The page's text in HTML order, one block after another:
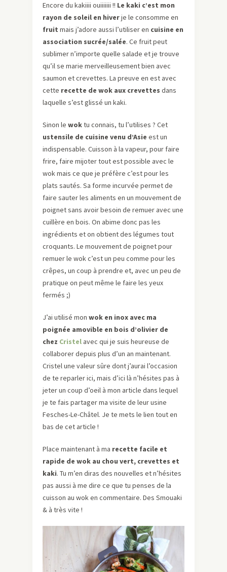
Encore du kakiiii ouiiiiiii !! Le kaki c’est mon
rayon de soleil en hiverje le consomme en
fruit mais j’adore aussi l’utiliser en cuisine en
association sucrée/salée. Ce fruit peut
sublimer n’importe quelle salade et je trouve
qu’il se marie merveilleusement bien avec
saumon et crevettes. La preuve en est avec
cette recette de wok aux crevettes dans
laquelle s’est glissé un kaki.
Sinon le woktu connais, tu l’utilises ? Cet
ustensile de cuisine venu d’Asie est un
indispensable. Cuisson à la vapeur, pour faire
frire, faire mijoter tout est possible avec le
wok mais ce que je préfère c’est pour les
plats sautés. Sa forme incurvée permet de
faire sauter les aliments en un mouvement de
poignet sans avoir besoin de remuer avec une
cuillère en bois. On abime donc pas les
ingrédients et on obtient des légumes tout
croquants. Le mouvement de poignet pour
remuer le wok c’est un peu comme pour les
crêpes, un coup à prendre et, avec un peu de
pratique on peut même le faire les yeux
fermés ;)
J’ai utilisé mon wok en inox avec ma
poignée amovible en bois d’olivier de
chez Cristel avec qui je suis heureuse de
collaborer depuis plus d’un an maintenant.
Cristel une valeur sûre dont j’aurai l’occasion
de te reparler ici, mais d’ici là n’hésites pas à
jeter un coup d’oeil à mon article dans lequel
je te fais partager ma visite de leur usine
Fesches-Le-Châtel. Je te mets le lien tout en
bas de cet article !
Place maintenant à ma recette facile et
rapide de wok au chou vert, crevettes et
kaki. Tu m’en diras des nouvelles et n’hésites
pas aussi à me dire ce que tu penses de la
cuisson au wok en commentaire. Des Smouaki
& à très vite !